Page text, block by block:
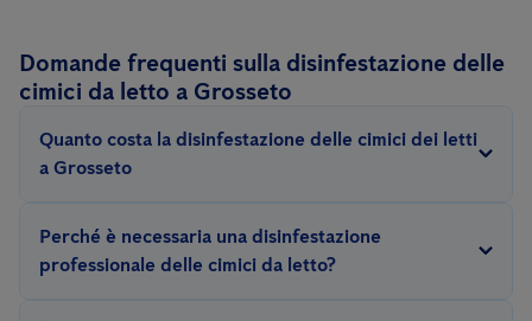
Domande frequenti sulla disinfestazione delle
cimici da letto a Grosseto
Quanto costa la disinfestazione delle cimici dei letti
a Grosseto
Perché è necessaria una disinfestazione
professionale delle cimici da letto?